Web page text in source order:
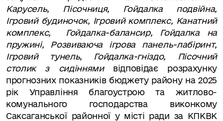
Карусель, Пісочниця, Гойдалка подвійна,
Ігровий будиночок, Ігровий комплекс, Канатний
комплекс,
Гойдалка-балансир, Гойдалка на
пружині, Розвиваюча ігрова панель-лабіринт,
Ігровий тунель, Гойдалка-гніздо, Пісочний
столик з сидіннями
відповідає розрахунку
прогнозних показників бюджету району на 2025
рік Управління благоустрою та житлово-
комунального господарства виконкому
Саксаганської районної у місті ради за КПКВК